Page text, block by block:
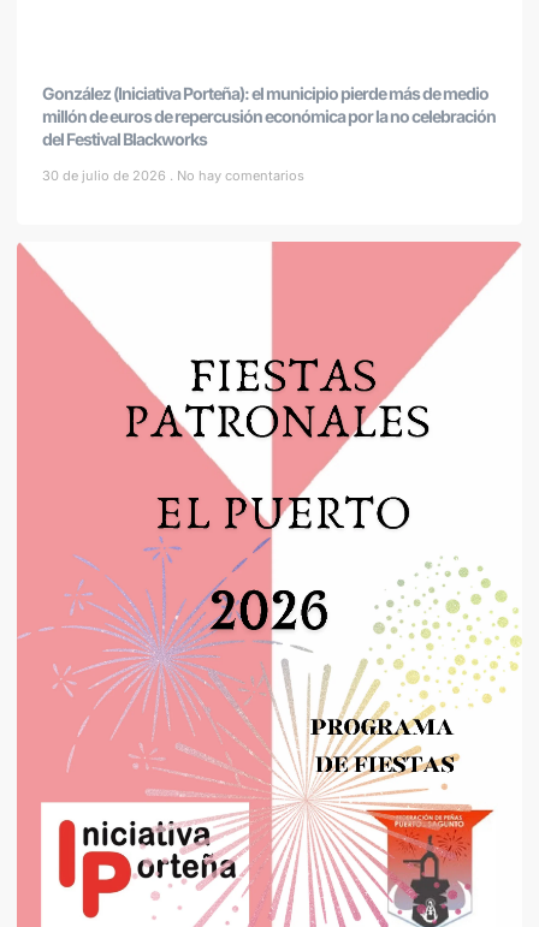
González (Iniciativa Porteña): el municipio pierde más de medio
millón de euros de repercusión económica por la no celebración
del Festival Blackworks
30 de julio de 2026 No hay comentarios